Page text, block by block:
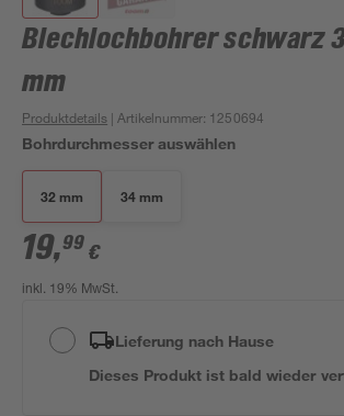
Blechlochbohrer schwarz
mm
Produktdetails | Artikelnummer: 1250694
Bohrdurchmesser auswählen
32 mm 34 mm
19,99 €
inkl. 19% MwSt.
Lieferung nach Hause
Dieses Produkt ist bald wieder